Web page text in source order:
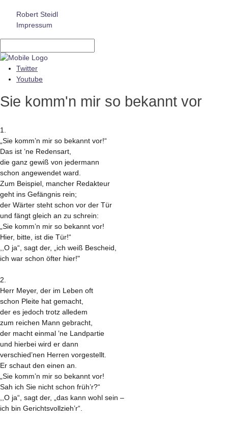
Robert Steidl
Impressum
Twitter
Youtube
Sie komm'n mir so bekannt vor
1.
„Sie komm’n mir so bekannt vor!“
Das ist ’ne Redensart,
die ganz gewiß von jedermann
schon angewendet ward.
Zum Beispiel, mancher Redakteur
geht ins Gefängnis rein;
der Wärter steht schon vor der Tür
und fängt gleich an zu schrein:
„Sie komm’n mir so bekannt vor!
Hier, bitte, ist die Tür!“
,,O ja“, sagt der, „ich weiß Bescheid,
ich war schon öfter hier!"
2.
Herr Meyer, der im Leben oft
schon Pleite hat gemacht,
der es jedoch trotz alledem
zum reichen Mann gebracht,
der macht einmal ’ne Landpartie
und hierbei wird er dann
verschied’nen Herren vorgestellt.
Er schaut den einen an.
„Sie komm’n mir so bekannt vor!
Sah ich Sie nicht schon früh’r?“
,,O ja“, sagt der, „das kann wohl sein –
ich bin Gerichtsvollzieh’r“.